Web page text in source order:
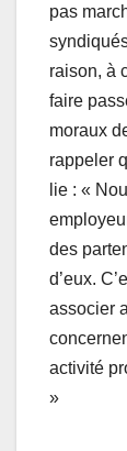
pas
raison, à
faire
moraux
rappeler
lie : «
des
d’eux.
associer
activité
»